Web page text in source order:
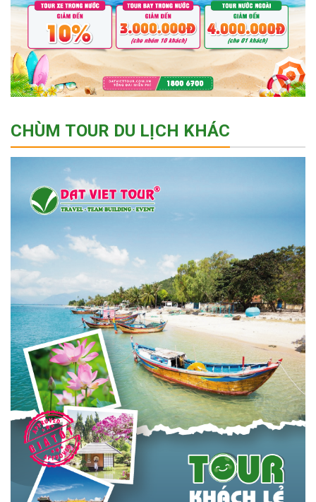
CHÙM TOUR DU LỊCH KHÁC